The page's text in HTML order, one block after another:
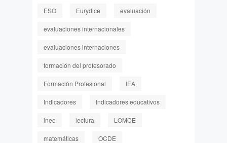
ESO Eurydice evaluación
evaluaciones internacionales
evaluaciones internaciones
formación del profesorado
Formación Profesional IEA
Indicadores Indicadores educativos
inee lectura LOMCE
matemáticas OCDE